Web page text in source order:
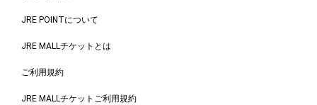
JRE POINTについて
JRE MALLチケットとは
ご利用規約
JRE MALLチケットご利用規約